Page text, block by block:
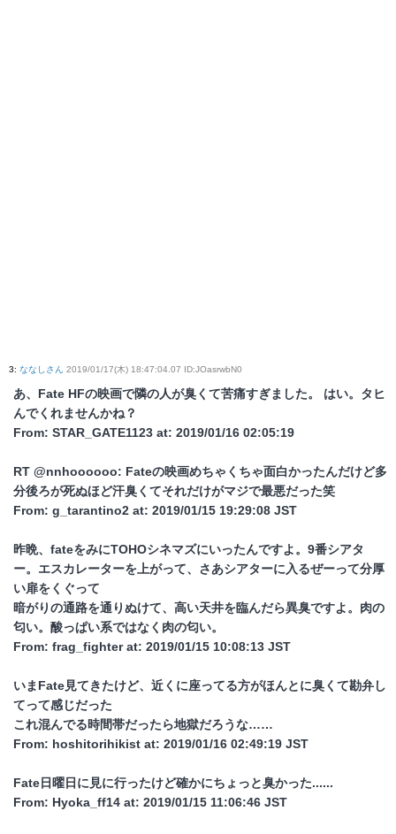
3: ななしさん 2019/01/17(木) 18:47:04.07 ID:JOasrwbN0
あ、Fate HFの映画で隣の人が臭くて苦痛すぎました。 はい。タヒ
んでくれませんかね？
From: STAR_GATE1123 at: 2019/01/16 02:05:19
RT @nnhoooooo: Fateの映画めちゃくちゃ面白かったんだけど多
分後ろが死ぬほど汗臭くてそれだけがマジで最悪だった笑
From: g_tarantino2 at: 2019/01/15 19:29:08 JST
昨晩、fateをみにTOHOシネマズにいったんですよ。9番シアタ
ー。エスカレーターを上がって、さあシアターに入るぜーって分厚
い扉をくぐって
暗がりの通路を通りぬけて、高い天井を臨んだら異臭ですよ。肉の
匂い。酸っぱい系ではなく肉の匂い。
From: frag_fighter at: 2019/01/15 10:08:13 JST
いまFate見てきたけど、近くに座ってる方がほんとに臭くて勘弁し
てって感じだった
これ混んでる時間帯だったら地獄だろうな……
From: hoshitorihikist at: 2019/01/16 02:49:19 JST
Fate日曜日に見に行ったけど確かにちょっと臭かった......
From: Hyoka_ff14 at: 2019/01/15 11:06:46 JST